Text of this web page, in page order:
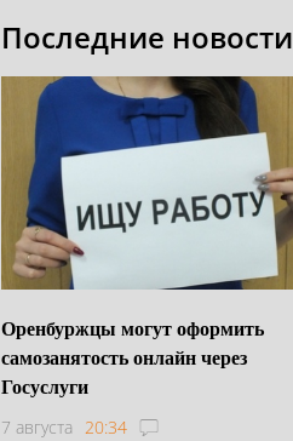
Последние новости
Оренбуржцы могут оформить
самозанятость онлайн через
Госуслуги
7 августа 20:34